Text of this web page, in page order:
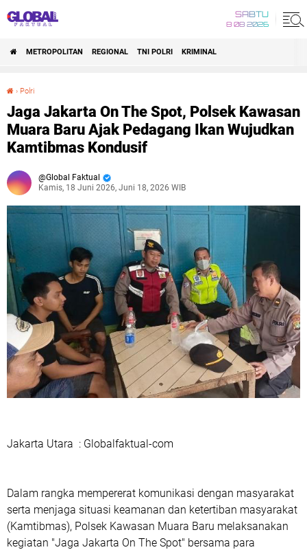
SABTU
8 08 2026
METROPOLITAN REGIONAL TNI POLRI KRIMINAL
› Polri
Jaga Jakarta On The Spot, Polsek Kawasan
Muara Baru Ajak Pedagang Ikan Wujudkan
Kamtibmas Kondusif
Global Faktual
Kamis, 18 Juni 2026, Juni 18, 2026 WIB
Jakarta Utara : Globalfaktual-com
Dalam rangka mempererat komunikasi dengan masyarakat
serta menjaga situasi keamanan dan ketertiban masyarakat
(Kamtibmas), Polsek Kawasan Muara Baru melaksanakan
kegiatan "Jaga Jakarta On The Spot" bersama para